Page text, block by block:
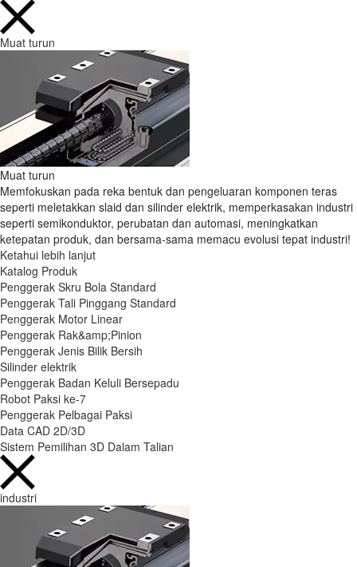
Muat turun
Muat turun
Memfokuskan pada reka bentuk dan pengeluaran komponen teras
seperti meletakkan slaid dan silinder elektrik, memperkasakan industri
seperti semikonduktor, perubatan dan automasi, meningkatkan
ketepatan produk, dan bersama-sama memacu evolusi tepat industri!
Ketahui lebih lanjut
Katalog Produk
Penggerak Skru Bola Standard
Penggerak Tali Pinggang Standard
Penggerak Motor Linear
Penggerak Rak&amp;Pinion
Penggerak Jenis Bilik Bersih
Silinder elektrik
Penggerak Badan Keluli Bersepadu
Robot Paksi ke-7
Penggerak Pelbagai Paksi
Data CAD 2D/3D
Sistem Pemilihan 3D Dalam Talian
industri